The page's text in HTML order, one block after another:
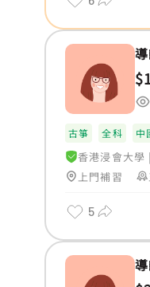
古箏 全科 中
香港浸會大學 |
上門補習
5